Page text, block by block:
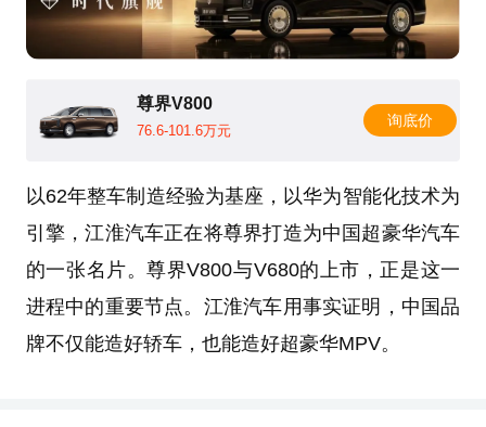
尊界V800
76.6-101.6万元
询底价
以62年整车制造经验为基座，以华为智能化技术为
引擎，江淮汽车正在将尊界打造为中国超豪华汽车
的一张名片。尊界V800与V680的上市，正是这一
进程中的重要节点。江淮汽车用事实证明，中国品
牌不仅能造好轿车，也能造好超豪华MPV。